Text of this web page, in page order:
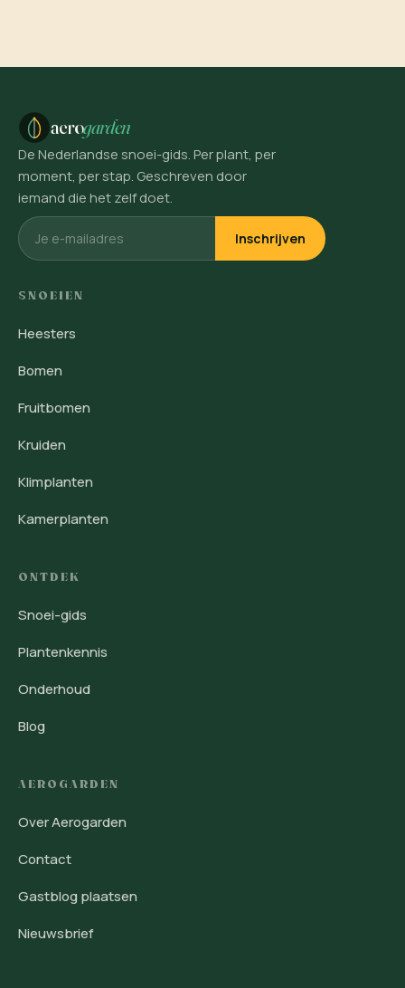
aerogarden
De Nederlandse snoei-gids. Per plant, per
moment, per stap. Geschreven door
iemand die het zelf doet.
Inschrijven
SNOEIEN
Heesters
Bomen
Fruitbomen
Kruiden
Klimplanten
Kamerplanten
ONTDEK
Snoei-gids
Plantenkennis
Onderhoud
Blog
AEROGARDEN
Over Aerogarden
Contact
Gastblog plaatsen
Nieuwsbrief